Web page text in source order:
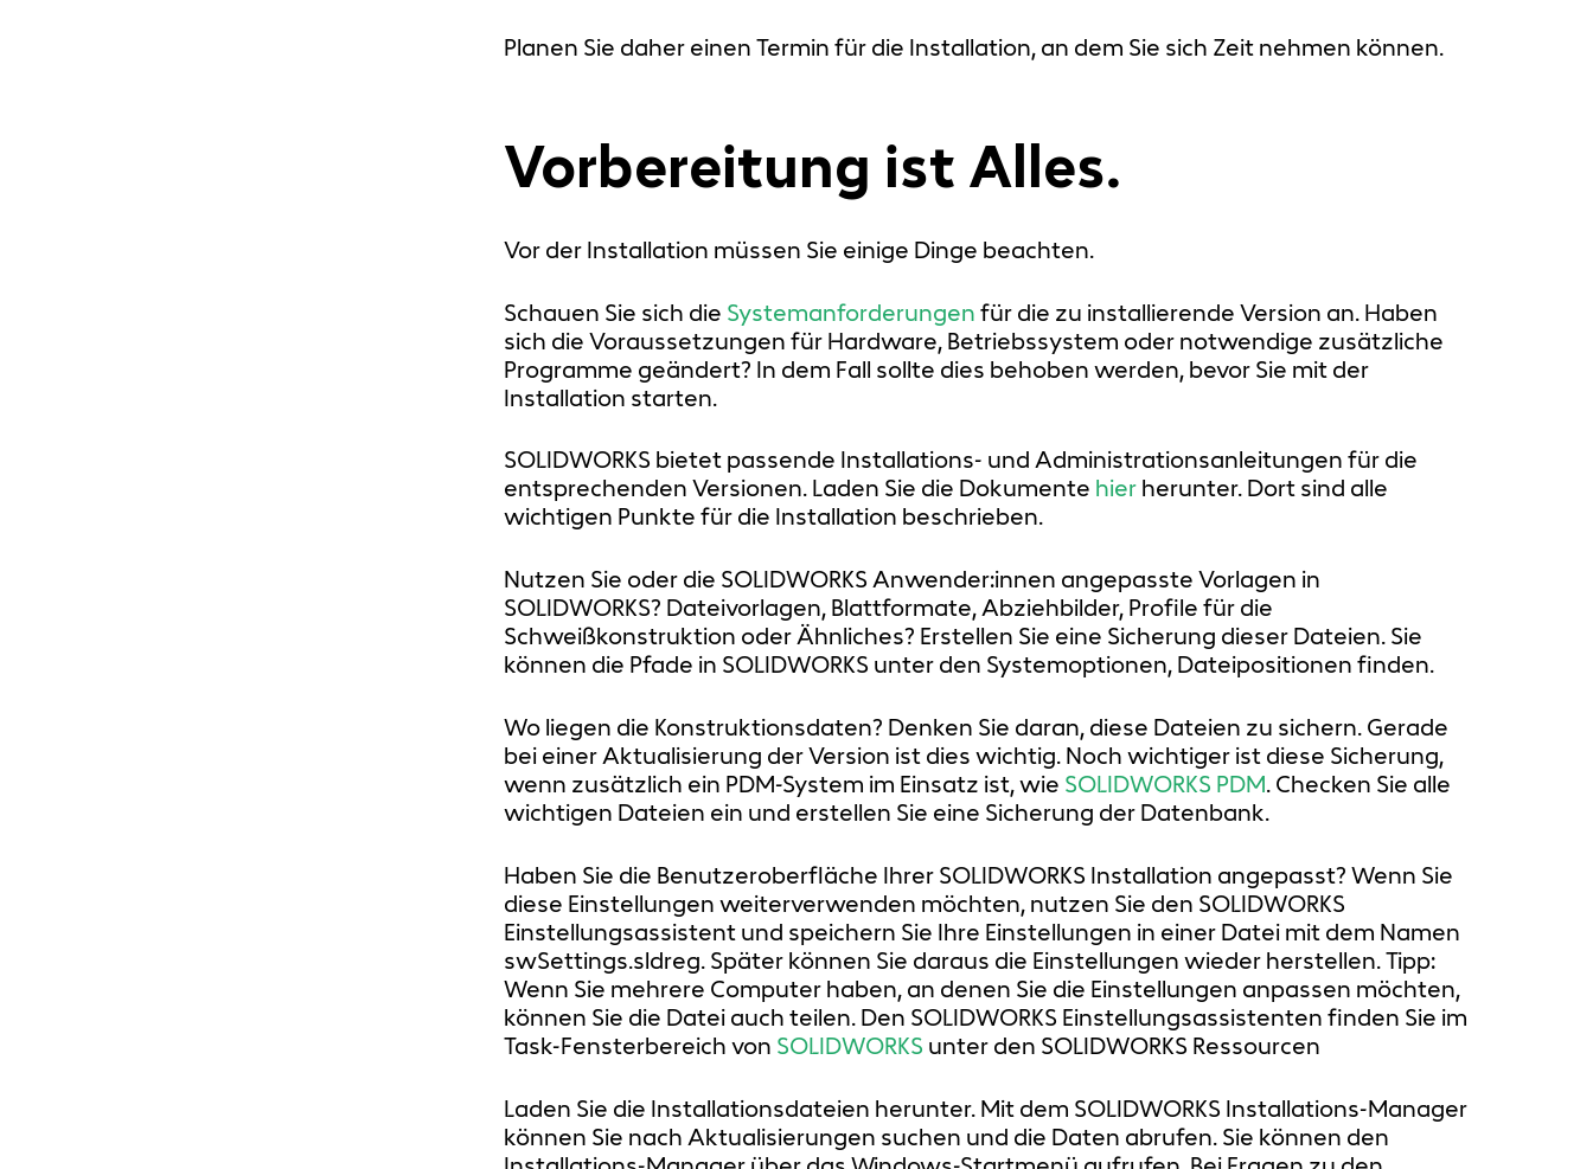
Planen Sie daher einen Termin für die Installation, an dem Sie sich Zeit nehmen können.
Vorbereitung ist Alles.
Vor der Installation müssen Sie einige Dinge beachten.
Schauen Sie sich die Systemanforderungen für die zu installierende Version an. Haben
sich die Voraussetzungen für Hardware, Betriebssystem oder notwendige zusätzliche
Programme geändert? In dem Fall sollte dies behoben werden, bevor Sie mit der
Installation starten.
SOLIDWORKS bietet passende Installations- und Administrationsanleitungen für die
entsprechenden Versionen. Laden Sie die Dokumente hier herunter. Dort sind alle
wichtigen Punkte für die Installation beschrieben.
Nutzen Sie oder die SOLIDWORKS Anwender:innen angepasste Vorlagen in
SOLIDWORKS? Dateivorlagen, Blattformate, Abziehbilder, Profile für die
Schweißkonstruktion oder Ähnliches? Erstellen Sie eine Sicherung dieser Dateien. Sie
können die Pfade in SOLIDWORKS unter den Systemoptionen, Dateipositionen finden.
Wo liegen die Konstruktionsdaten? Denken Sie daran, diese Dateien zu sichern. Gerade
bei einer Aktualisierung der Version ist dies wichtig. Noch wichtiger ist diese Sicherung,
wenn zusätzlich ein PDM-System im Einsatz ist, wie SOLIDWORKS PDM. Checken Sie alle
wichtigen Dateien ein und erstellen Sie eine Sicherung der Datenbank.
Haben Sie die Benutzeroberfläche Ihrer SOLIDWORKS Installation angepasst? Wenn Sie
diese Einstellungen weiterverwenden möchten, nutzen Sie den SOLIDWORKS
Einstellungsassistent und speichern Sie Ihre Einstellungen in einer Datei mit dem Namen
swSettings.sldreg. Später können Sie daraus die Einstellungen wieder herstellen. Tipp:
Wenn Sie mehrere Computer haben, an denen Sie die Einstellungen anpassen möchten,
können Sie die Datei auch teilen. Den SOLIDWORKS Einstellungsassistenten finden Sie im
Task-Fensterbereich von SOLIDWORKS unter den SOLIDWORKS Ressourcen
Laden Sie die Installationsdateien herunter. Mit dem SOLIDWORKS Installations-Manager
können Sie nach Aktualisierungen suchen und die Daten abrufen. Sie können den